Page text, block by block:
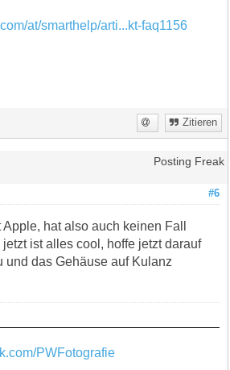
at/smarthelp/arti...kt-faq1156
Zitieren
Posting Freak
#6
hat also auch keinen Fall
ist alles cool, hoffe jetzt darauf
und das Gehäuse auf Kulanz
PWFotografie